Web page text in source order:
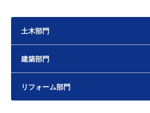
イ
土木部門
建築部門
リフォーム部門